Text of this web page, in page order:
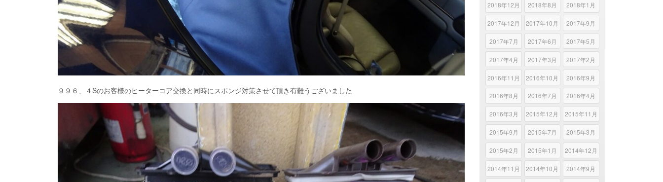
９９６、４Sのお客様のヒーターコア交換と同時にスポンジ対策させて頂き有難うございました
2018年12月 2018年8月 2018年1月
2017年12月 2017年10月 2017年9月
2017年7月 2017年6月 2017年5月
2017年4月 2017年3月 2017年2月
2016年11月 2016年10月 2016年9月
2016年8月 2016年7月 2016年4月
2016年3月 2015年12月 2015年11月
2015年9月 2015年7月 2015年3月
2015年2月 2015年1月 2014年12月
2014年11月 2014年10月 2014年9月